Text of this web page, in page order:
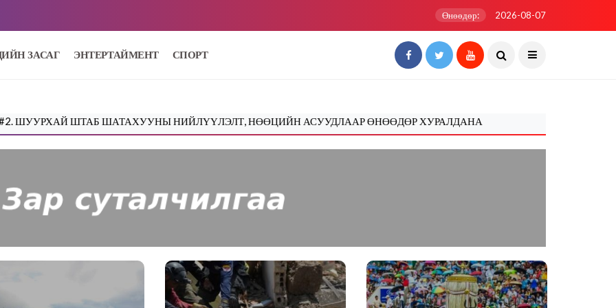
Өнөөдөр: 2026-08-07
ЗАСАГ ЭНТЕРТАЙМЕНТ СПОРТ
ШТАБ ШАТАХУУНЫ НИЙЛҮҮЛЭЛТ, НӨӨЦИЙН АСУУДЛААР ӨНӨӨДӨР ХУРАЛДАНА